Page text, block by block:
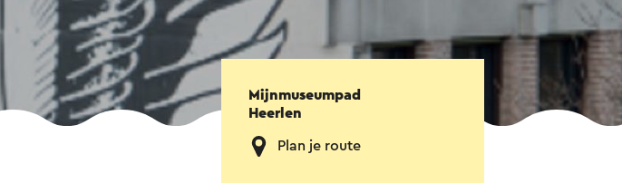
Mijnmuseumpad
Heerlen
Plan je route